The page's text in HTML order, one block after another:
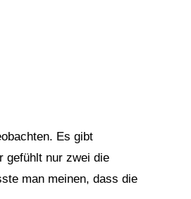
Es gibt
gefühlt nur zwei die
man meinen, dass die